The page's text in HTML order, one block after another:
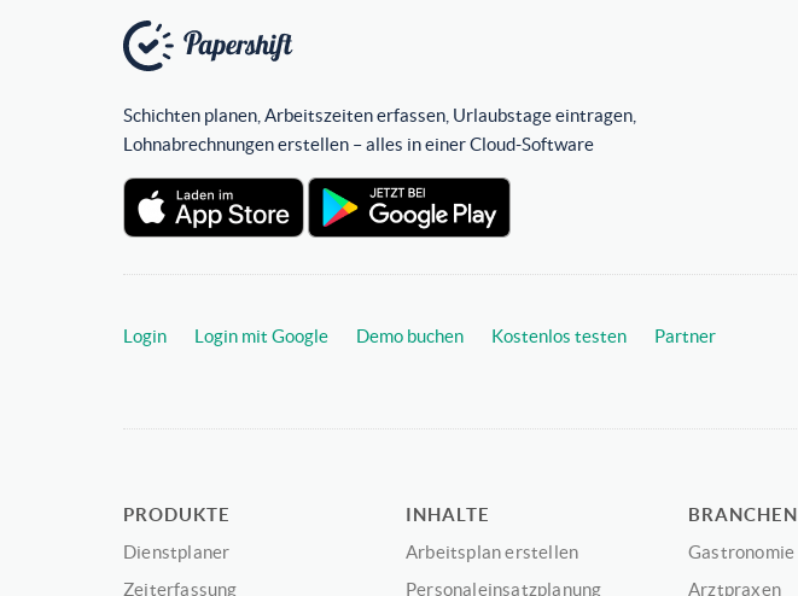
Schichten planen, Arbeitszeiten erfassen, Urlaubstage eintragen,
Lohnabrechnungen erstellen – alles in einer Cloud-Software
Login Login mit Google Demo buchen Kostenlos testen Partner
PRODUKTE
Dienstplaner
Zeiterfassung
INHALTE
Arbeitsplan erstellen
Personaleinsatzplanung
BRANCHEN
Gastronomie
Arztpraxen